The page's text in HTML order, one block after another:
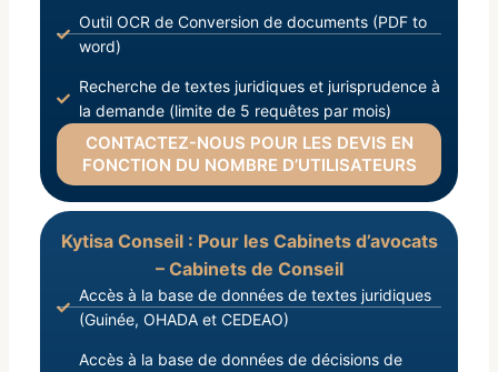
Outil OCR de Conversion de documents (PDF to
word)
Recherche de textes juridiques et jurisprudence à
la demande (limite de 5 requêtes par mois)
CONTACTEZ-NOUS POUR LES DEVIS EN
FONCTION DU NOMBRE D’UTILISATEURS
Kytisa Conseil : Pour les Cabinets d’avocats
– Cabinets de Conseil
Accès à la base de données de textes juridiques
(Guinée, OHADA et CEDEAO)
Accès à la base de données de décisions de